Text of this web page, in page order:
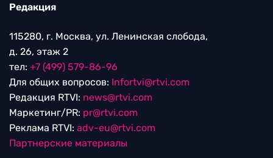
Редакция
115280, г. Москва, ул. Ленинская слобода,
д. 26, этаж 2
тел: +7 (499) 579-86-96
Для общих вопросов: Infortvi@rtvi.com
Редакция RTVI: news@rtvi.com
Маркетинг/PR: pr@rtvi.com
Реклама RTVI: adv-eu@rtvi.com
Партнерские материалы